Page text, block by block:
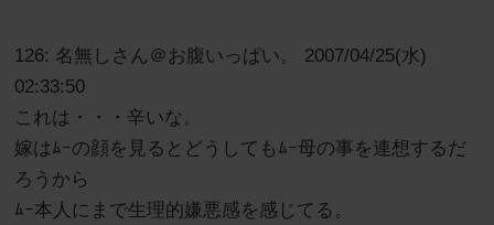
126: 名無しさん＠お腹いっぱい。 2007/04/25(水)
02:33:50
これは・・・辛いな。
嫁はﾑｰの顔を見るとどうしてもﾑｰ母の事を連想するだ
ろうから
ﾑｰ本人にまで生理的嫌悪感を感じてる。